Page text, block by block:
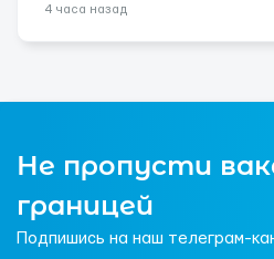
4 часа назад
Не пропусти
границей
Подпишись на наш телеграм-